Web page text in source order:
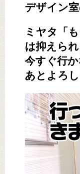
デザイン室
ミヤタ「
は抑えられ
今すぐ行か
あとよろ